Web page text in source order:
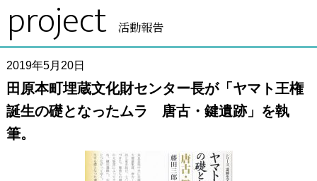
project 活動報告
2019年5月20日
田原本町埋蔵文化財センター長が「ヤマト王権
誕生の礎となったムラ 唐古・鍵遺跡」を執
筆。